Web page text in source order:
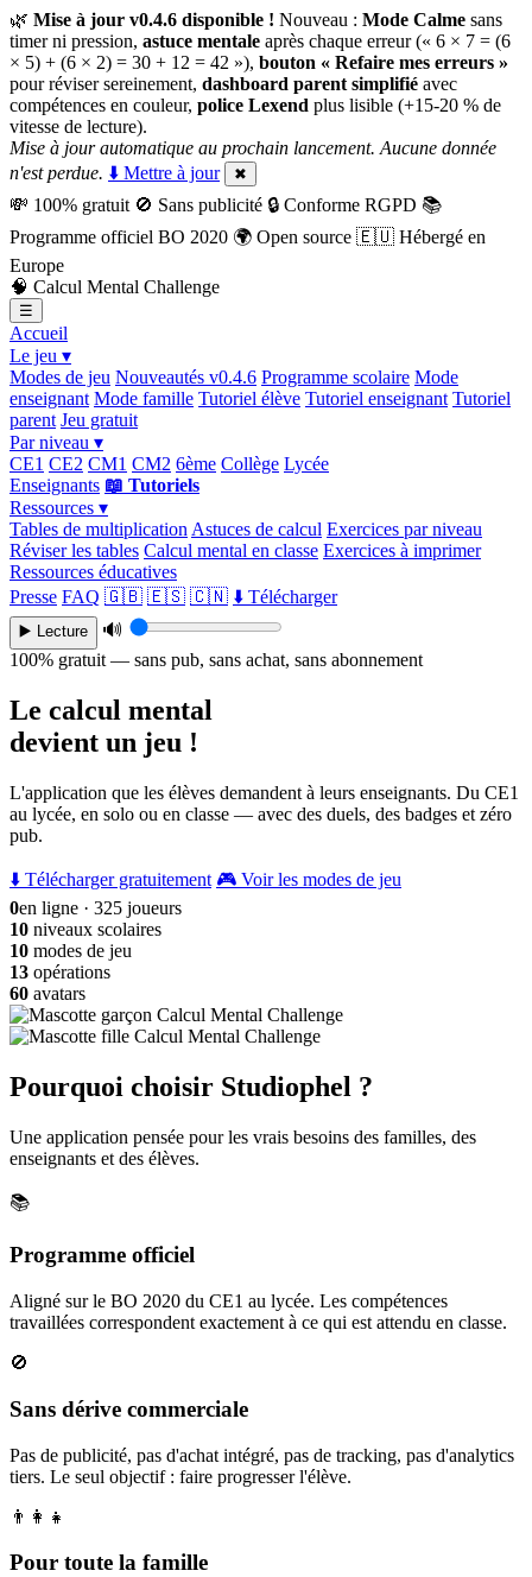
🌿 Mise à jour v0.4.6 disponible ! Nouveau : Mode Calme sans
timer ni pression, astuce mentale après chaque erreur (« 6 × 7 = (6
× 5) + (6 × 2) = 30 + 12 = 42 »), bouton « Refaire mes erreurs »
pour réviser sereinement, dashboard parent simplifié avec
compétences en couleur, police Lexend plus lisible (+15-20 % de
vitesse de lecture).
Mise à jour automatique au prochain lancement. Aucune donnée
n'est perdue. ⬇️ Mettre à jour ✖
💸 100% gratuit 🚫 Sans publicité 🔒 Conforme RGPD 📚
Programme officiel BO 2020 🌍 Open source 🇪🇺 Hébergé en
Europe
🧠 Calcul Mental Challenge
☰
Accueil
Le jeu ▾
Modes de jeu Nouveautés v0.4.6 Programme scolaire Mode
enseignant Mode famille Tutoriel élève Tutoriel enseignant Tutoriel
parent Jeu gratuit
Par niveau ▾
CE1 CE2 CM1 CM2 6ème Collège Lycée
Enseignants 📖 Tutoriels
Ressources ▾
Tables de multiplication Astuces de calcul Exercices par niveau
Réviser les tables Calcul mental en classe Exercices à imprimer
Ressources éducatives
Presse FAQ 🇬🇧 🇪🇸 🇨🇳 ⬇️ Télécharger
▶️ Lecture
🔊
100% gratuit — sans pub, sans achat, sans abonnement
Le calcul mental
devient un jeu !
L'application que les élèves demandent à leurs enseignants. Du CE1
au lycée, en solo ou en classe — avec des duels, des badges et zéro
pub.
⬇️ Télécharger gratuitement 🎮 Voir les modes de jeu
0en ligne · 325 joueurs
10 niveaux scolaires
10 modes de jeu
13 opérations
60 avatars
Pourquoi choisir Studiophel ?
Une application pensée pour les vrais besoins des familles, des
enseignants et des élèves.
📚
Programme officiel
Aligné sur le BO 2020 du CE1 au lycée. Les compétences
travaillées correspondent exactement à ce qui est attendu en classe.
🚫
Sans dérive commerciale
Pas de publicité, pas d'achat intégré, pas de tracking, pas d'analytics
tiers. Le seul objectif : faire progresser l'élève.
👨‍👩‍👧
Pour toute la famille